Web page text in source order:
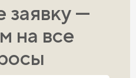
заявку —
на все